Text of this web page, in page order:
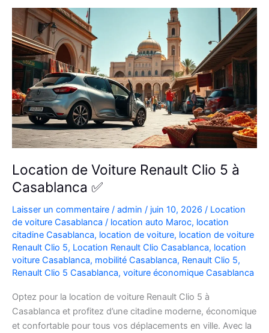
|
Location
Voiture
Casablanca
Location de Voiture Renault Clio 5 à
Casablanca ✅
Laisser un commentaire / admin / juin 10, 2026 / Location
de voiture Casablanca / location auto Maroc, location
citadine Casablanca, location de voiture, location de voiture
Renault Clio 5, Location Renault Clio Casablanca, location
voiture Casablanca, mobilité Casablanca, Renault Clio 5,
Renault Clio 5 Casablanca, voiture économique Casablanca
Optez pour la location de voiture Renault Clio 5 à
Casablanca et profitez d’une citadine moderne, économique
et confortable pour tous vos déplacements en ville. Avec la